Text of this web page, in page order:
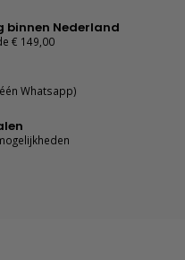
binnen Nederland
€ 149,00
Whatsapp)